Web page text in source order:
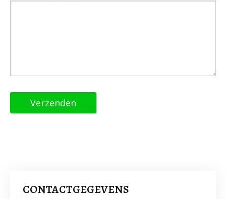
CONTACTGEGEVENS